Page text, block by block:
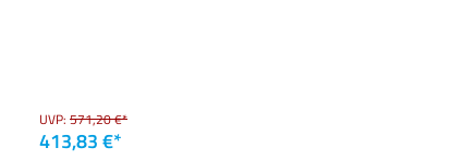
UVP: 571,20 €*
413,83 €*